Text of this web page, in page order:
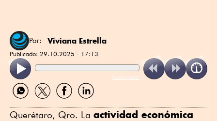
Por: Viviana Estrella
Publicado: 29.10.2025 - 17:13
ReadSpeaker
Compartir
por
Compartir
por
Compartir
por
Compartir
por
Querétaro, Qro. La actividad económica